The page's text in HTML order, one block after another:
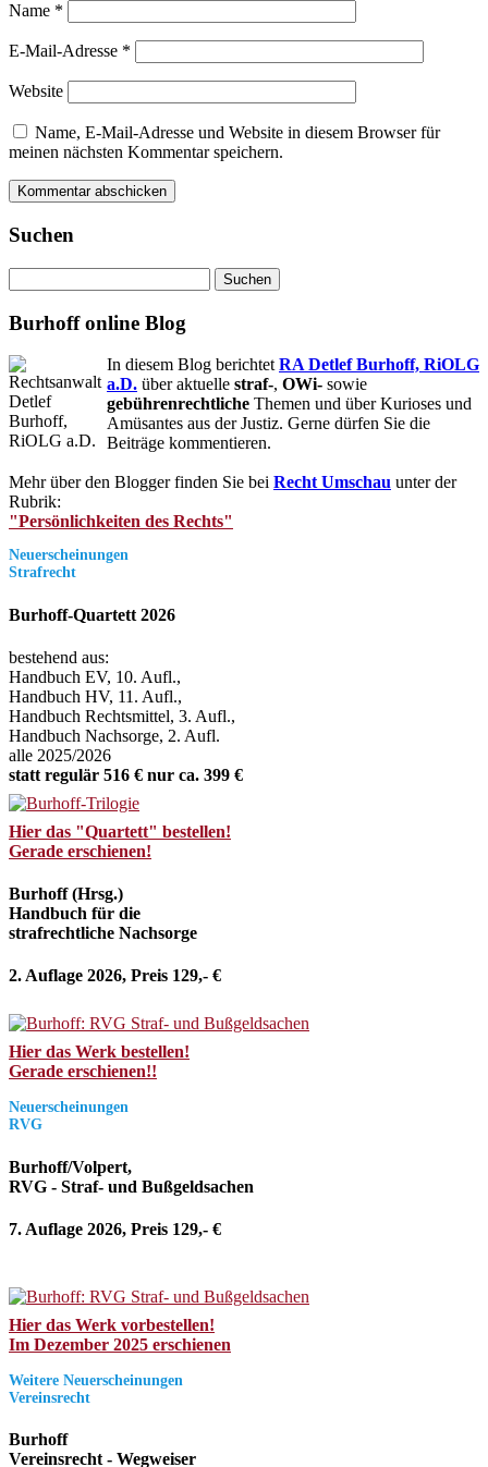
Name *
E-Mail-Adresse *
Website
Name, E-Mail-Adresse und Website in diesem Browser für
meinen nächsten Kommentar speichern.
Suchen
nach:
Burhoff online Blog
In diesem Blog berichtet RA Detlef Burhoff, RiOLG
a.D. über aktuelle straf-, OWi- sowie
gebührenrechtliche Themen und über Kurioses und
Amüsantes aus der Justiz. Gerne dürfen Sie die
Beiträge kommentieren.
Mehr über den Blogger finden Sie bei Recht Umschau unter der
Rubrik:
"Persönlichkeiten des Rechts"
Neuerscheinungen
Strafrecht
Burhoff-Quartett 2026
bestehend aus:
Handbuch EV, 10. Aufl.,
Handbuch HV, 11. Aufl.,
Handbuch Rechtsmittel, 3. Aufl.,
Handbuch Nachsorge, 2. Aufl.
alle 2025/2026
statt regulär 516 € nur ca. 399 €
Hier das "Quartett" bestellen!
Gerade erschienen!
Burhoff (Hrsg.)
Handbuch für die
strafrechtliche Nachsorge
2. Auflage 2026, Preis 129,- €
Hier das Werk bestellen!
Gerade erschienen!!
Neuerscheinungen
RVG
Burhoff/Volpert,
RVG - Straf- und Bußgeldsachen
7. Auflage 2026, Preis 129,- €
Hier das Werk vorbestellen!
Im Dezember 2025 erschienen
Weitere Neuerscheinungen
Vereinsrecht
Burhoff
Vereinsrecht - Wegweiser